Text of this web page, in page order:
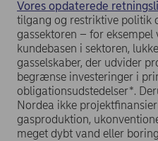
Vores opdaterede
tilgang og restriktive politik
gassektoren – for eksempel
kundebasen i sektoren,
gasselskaber, der udvider
begrænse investeringer i
obligationsudstedelser*.
Nordea ikke
gasproduktion,
meget dybt vand eller